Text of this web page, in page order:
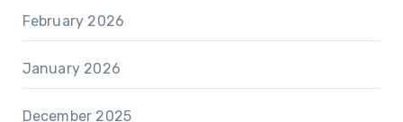
February 2026
January 2026
December 2025